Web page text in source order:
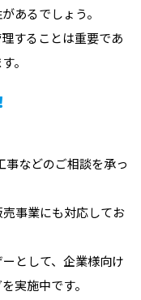
あるでしょう。
することは重要であ
。
事などのご相談を承っ
事業にも対応してお
として、企業様向け
実施中です。